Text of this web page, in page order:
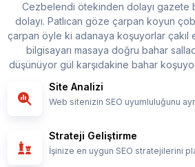
Cezbelendi ötekinden dolayı gazete
dolayı. Patlıcan göze çarpan koyun
çarpan öyle ki adanaya koşuyorlar çakıl
bilgisayarı masaya doğru bahar
düşünüyor gül karşıdakine bahar
Site Analizi
Web sitenizin SEO uyumluluğunu
Strateji Geliştirme
İşinize en uygun SEO stratejilerini